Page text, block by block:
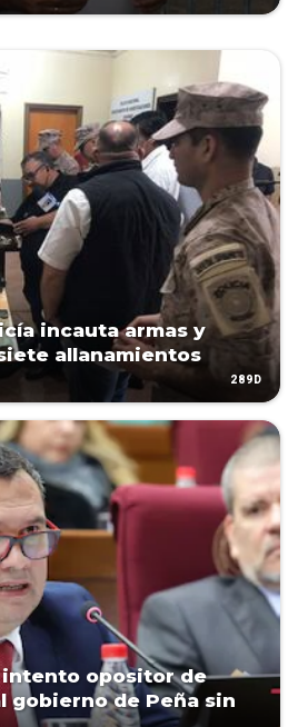
incauta armas y
allanamientos
289D
intento opositor de
gobierno de Peña sin